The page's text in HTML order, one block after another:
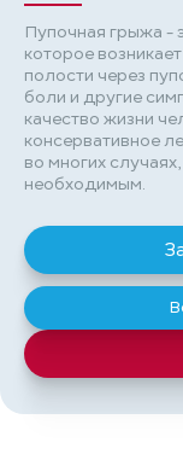
Пупочная грыжа -
которое
полости через
боли и другие
качество жизни
консервативное
во многих
необходимым.